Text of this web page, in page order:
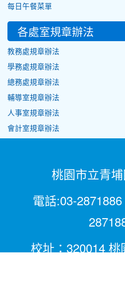
每日午餐菜單
各處室規章辦法
教務處規章辦法
學務處規章辦法
總務處規章辦法
輔導室規章辦法
人事室規章辦法
會計室規章辦法
桃園市立青
電話:03-
校址：320014